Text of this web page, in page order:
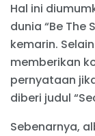
Hal ini
dunia “Be The
kemarin.
memberikan
pernyataan
diberi judul
Sebenarnya,